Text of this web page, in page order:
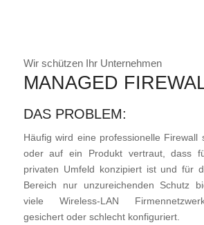
Wir schützen Ihr Unternehmen
MANAGED
DAS PROBLEM:
Häufig wird eine professionelle Firewall
oder auf ein Produkt vertraut, dass
privaten Umfeld konzipiert ist und für
Bereich nur unzureichenden Schutz
viele Wireless-LAN
gesichert oder schlecht konfiguriert.